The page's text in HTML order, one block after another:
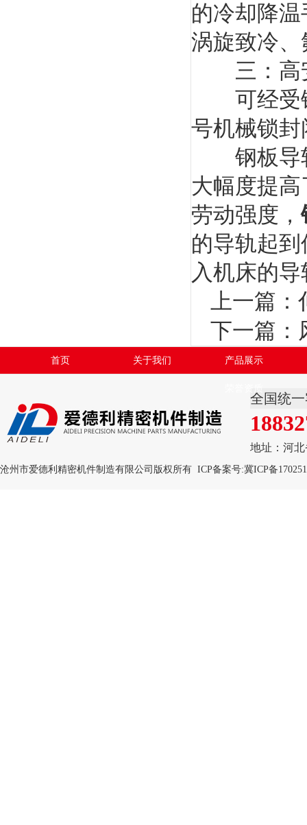
的冷却降
涡旋致冷
三：高
可经受铁
号机械锁
钢板导轨
大幅度提
劳动强度，
的导轨起
入机床的
上一篇：
下一篇：
首页 关于我们 产品展示
全国统
地址：河
沧州市爱德利精密机件制造有限公司版权所有 ICP备案号:冀ICP备